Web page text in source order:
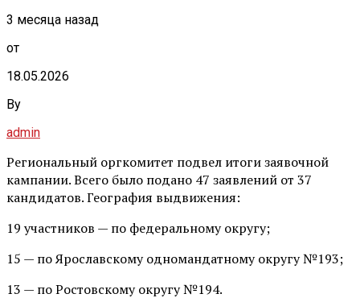
3 месяца назад
от
18.05.2026
By
admin
Региональный оргкомитет подвел итоги заявочной
кампании. Всего было подано 47 заявлений от 37
кандидатов. География выдвижения:
19 участников — по федеральному округу;
15 — по Ярославскому одномандатному округу №193;
13 — по Ростовскому округу №194.